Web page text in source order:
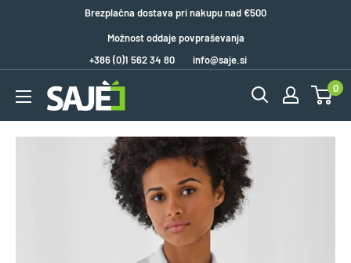
Brezplačna dostava pri nakupu nad €500
Možnost oddaje povpraševanja
+386 (0)1 562 34 80
info@saje.si
0